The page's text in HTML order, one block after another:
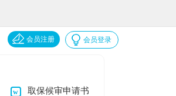
会员登录
会员注册
取保候审申请书